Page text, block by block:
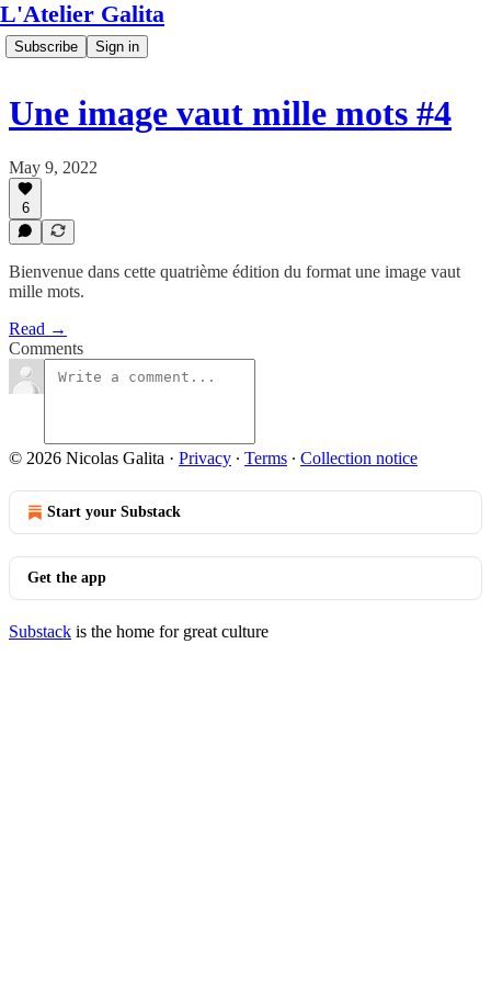
L'Atelier Galita
Subscribe Sign in
Une image vaut mille mots #4
May 9, 2022
6
Bienvenue dans cette quatrième édition du format une image vaut
mille mots.
Read →
Comments
© 2026 Nicolas Galita · Privacy ∙ Terms ∙ Collection notice
Start your Substack
Get the app
Substack is the home for great culture